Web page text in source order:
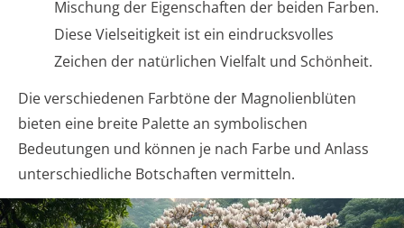
Mischung der Eigenschaften der beiden Farben.
Diese Vielseitigkeit ist ein eindrucksvolles
Zeichen der natürlichen Vielfalt und Schönheit.
Die verschiedenen Farbtöne der Magnolienblüten
bieten eine breite Palette an symbolischen
Bedeutungen und können je nach Farbe und Anlass
unterschiedliche Botschaften vermitteln.